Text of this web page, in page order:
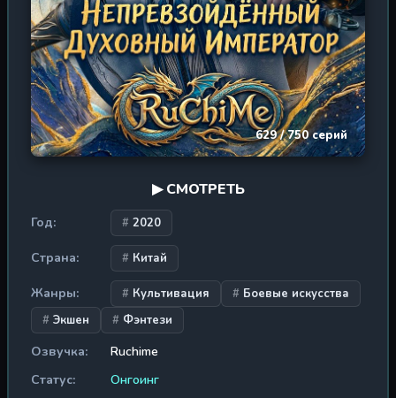
629 / 750 серий
▶ СМОТРЕТЬ
Год: 2020
Страна: Китай
Жанры: Культивация
Боевые искусства
Экшен
Фэнтези
Озвучка:
Ruchime
Статус:
Онгоинг